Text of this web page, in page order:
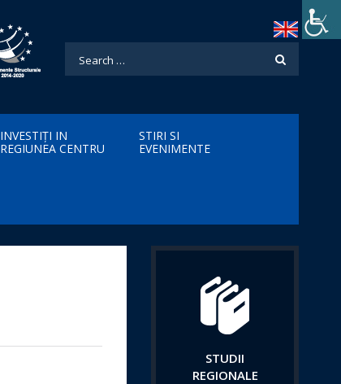
INVESTIȚI IN
REGIUNEA CENTRU
STIRI SI
EVENIMENTE
STUDII
REGIONALE